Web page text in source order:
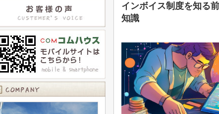
インボイス制度を知る
知識